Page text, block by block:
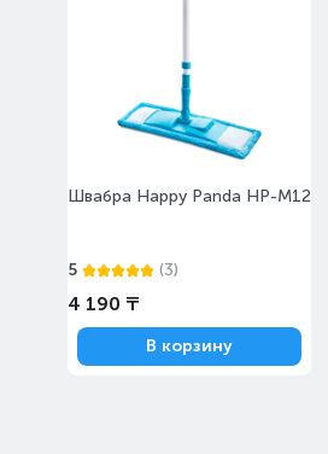
Швабра Happy Panda HP-M12
5 (3)
4 190 ₸
В корзину